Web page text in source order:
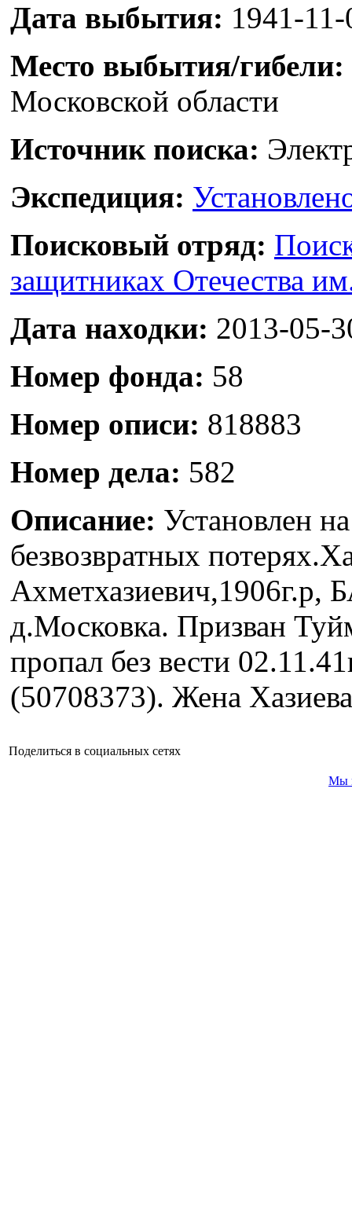
Дата выбытия: 1941-
Место выбытия/гибели:
Московской области
Источник поиска:
Экспедиция:
Поисковый отряд:
защитниках Отечества
Дата находки: 2013-05-
Номер фонда: 58
Номер описи: 818883
Номер дела: 582
Описание: Установлен
безвозвратных
Ахметхазиевич,1906г.р,
д.Московка. Призван
пропал без вести
(50708373). Жена
Поделиться в социальных сетях
Мы